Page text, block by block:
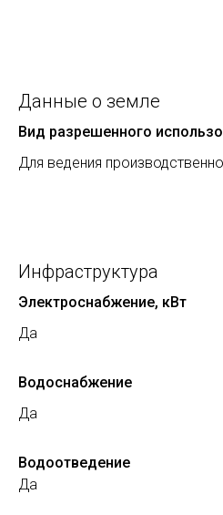
Данные о земле
Вид разрешенного
Для ведения
Инфраструктура
Электроснабжение, кВт
Да
Водоснабжение
Да
Водоотведение
Да